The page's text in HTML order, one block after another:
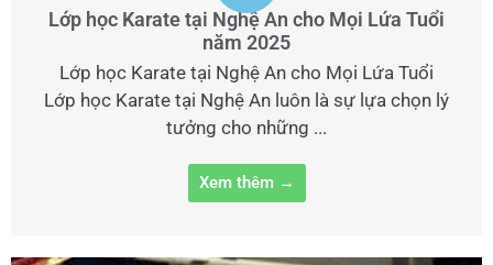
Lớp học Karate tại Nghệ An cho Mọi Lứa Tuổi
năm 2025
Lớp học Karate tại Nghệ An cho Mọi Lứa Tuổi
Lớp học Karate tại Nghệ An luôn là sự lựa chọn lý
tưởng cho những ...
Xem thêm →